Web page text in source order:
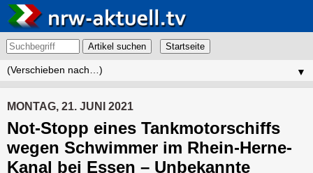
Artikel suchen
▼
MONTAG, 21. JUNI 2021
Not-Stopp eines Tankmotorschiffs
wegen Schwimmer im Rhein-Herne-
Kanal bei Essen – Unbekannte